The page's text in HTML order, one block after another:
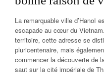
La remarquable ville d’Hanoï
escapade au cœur du
territoire, cette adresse se
pluricentenaire, mais
commencer la découverte de
saut sur la cité impériale de